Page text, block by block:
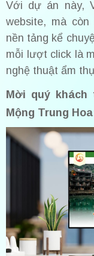
Với dự án này,
website, mà
nền tảng kể
mỗi lượt click là
nghệ thuật ẩm
Mời quý khách
Mộng Trung